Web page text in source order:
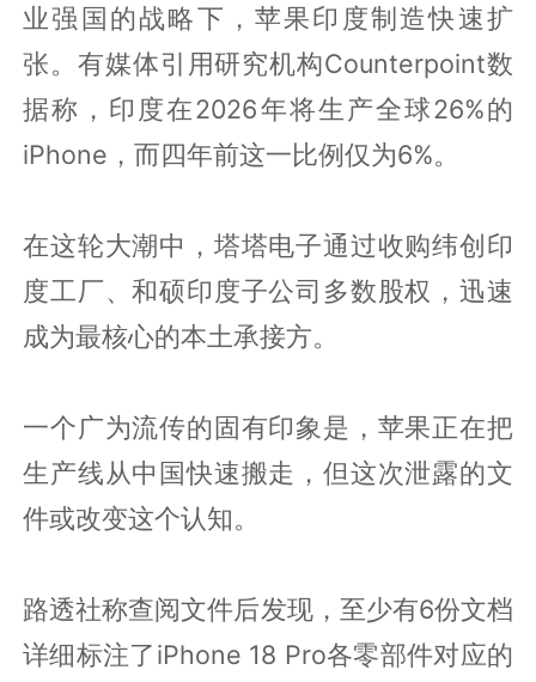
业强国的战略下，苹果印度制造快速扩
张。有媒体引用研究机构Counterpoint数
据称，印度在2026年将生产全球26%的
iPhone，而四年前这一比例仅为6%。
在这轮大潮中，塔塔电子通过收购纬创印
度工厂、和硕印度子公司多数股权，迅速
成为最核心的本土承接方。
一个广为流传的固有印象是，苹果正在把
生产线从中国快速搬走，但这次泄露的文
件或改变这个认知。
路透社称查阅文件后发现，至少有6份文档
详细标注了iPhone 18 Pro各零部件对应的